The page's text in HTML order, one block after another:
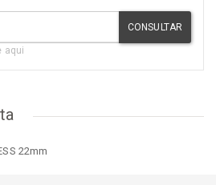
CONSULTAR
aqui
22mm